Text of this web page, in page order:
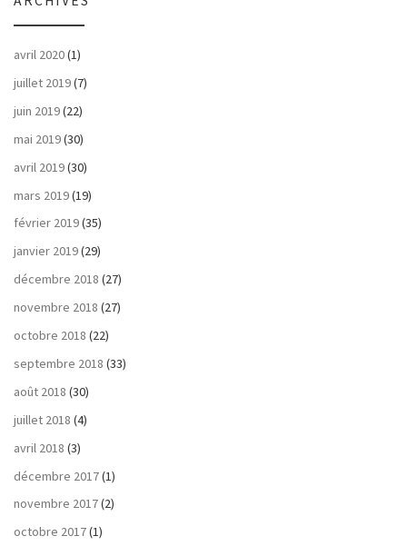
avril 2020(1)
juillet 2019(7)
juin 2019(22)
mai 2019(30)
avril 2019(30)
mars 2019(19)
février 2019(35)
janvier 2019(29)
décembre 2018 (27)
novembre 2018 (27)
octobre 2018 (22)
septembre 2018 (33)
août 2018 (30)
juillet 2018 (4)
avril 2018 (3)
décembre 2017(1)
novembre 2017(2)
octobre 2017(1)